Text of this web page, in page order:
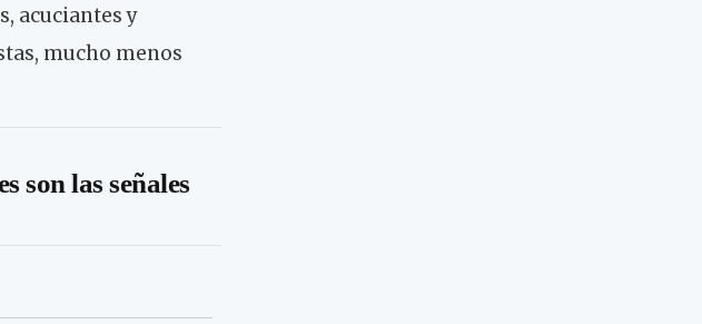
acuciantes y
mucho menos
son las señales